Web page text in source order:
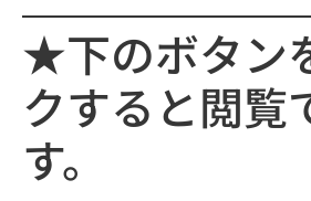
★下のボタン
クすると閲覧
す。